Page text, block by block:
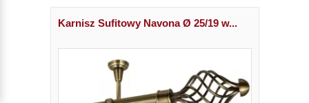
Karnisz Sufitowy Navona Ø 25/19 w...